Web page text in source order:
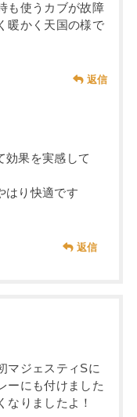
も使うカブが故障
暖かく天国の様で
返信
効果を実感して
はり快適です
返信
マジェスティSに
ーにも付けました
なりましたよ！